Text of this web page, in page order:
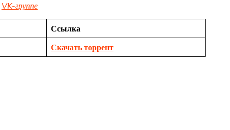
VK-группе
Ссылка
Скачать торрент